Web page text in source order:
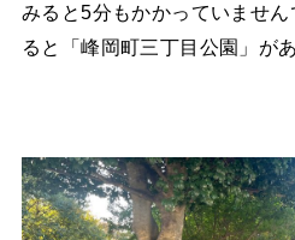
みると5分もかかっていませ
ると「峰岡町三丁目公園」が